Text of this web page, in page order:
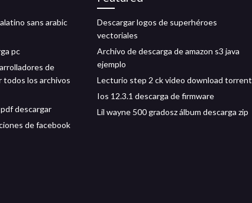
sans arabic
pc
de
todos los archivos
descargar
de facebook
Descargar logos de superhéroes
vectoriales
Archivo de descarga de amazon s3 java
ejemplo
Lecturio step 2 ck video download torrent
Ios 12.3.1 descarga de firmware
Lil wayne 500 gradosz álbum descarga zip